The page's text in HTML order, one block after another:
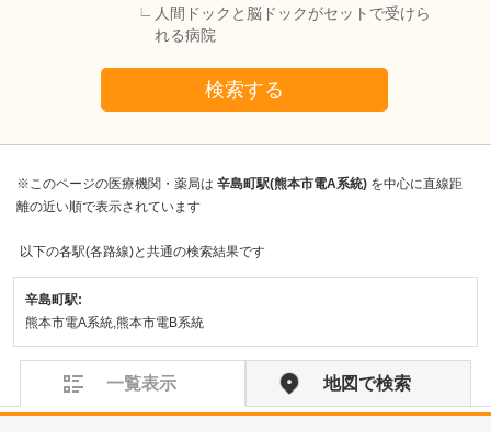
人間ドックと脳ドックがセットで受けら
れる病院
検索する
※このページの医療機関・薬局は 辛島町駅(熊本市電A系統) を中心に直線距
離の近い順で表示されています
以下の各駅(各路線)と共通の検索結果です
辛島町駅:
熊本市電A系統,熊本市電B系統
一覧表示 地図で検索